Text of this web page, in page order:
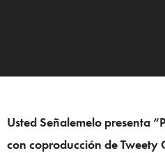
Usted Señalemelo presenta
con coproducción de